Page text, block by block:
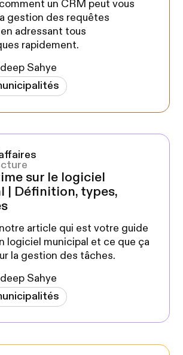
un CRM peut vous
gestion des requêtes
adressant tous
rapidement.
Sahye
sur le logiciel
| Définition, types,
article qui est votre guide
logiciel municipal et ce que ça
la gestion des tâches.
Sahye